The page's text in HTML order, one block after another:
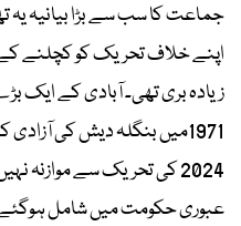
جماعت کا سب سے بڑا بیانیہ
زیادہ بری تھی۔ آبادی کے
1971میں بنگلہ دیش کی
2024 کی تحریک سے موازنہ
عبوری حکومت میں شامل